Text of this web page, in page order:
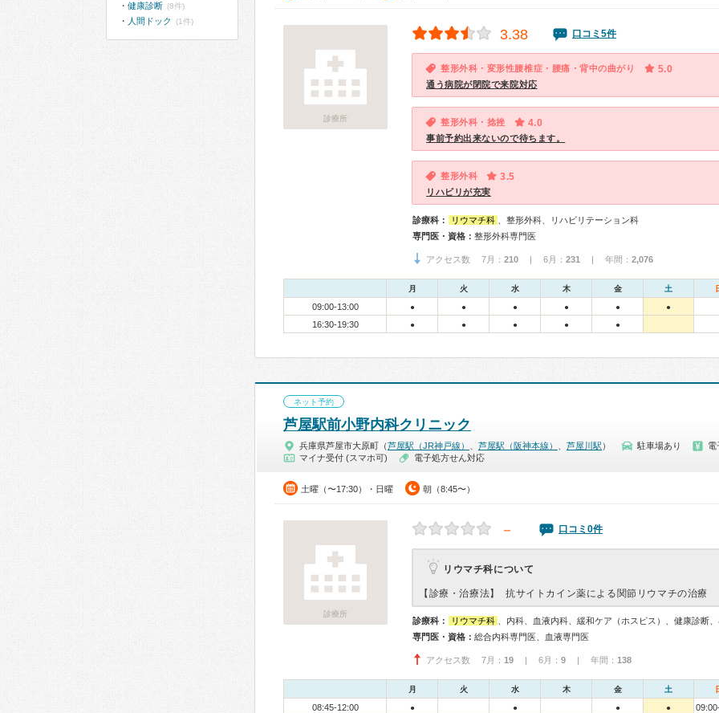
診療所
3.38 口コミ5件
整形外科・変形性腰椎症・腰痛・背中の曲がり 5.0
通う病院が閉院で来院対応
整形外科・捻挫 4.0
事前予約出来ないので待ちます。
整形外科 3.5
リハビリが充実
診療科： リウマチ科
、整形外科、リハビリテーション科
専門医・資格： 整形外科専門医
アクセス数 7月： 210 | 6月： 231 | 年間： 2,076
月 火 水 木 金 土
09:00-13:00 ● ● ● ● ● ●
16:30-19:30 ● ● ● ● ●
ネット予約
芦屋駅前小野内科クリニック
兵庫県芦屋市大原町（芦屋駅（JR神戸線） 芦屋駅（阪神本線） 芦屋川駅 ） 駐車場あり
電
マイナ受付 (スマホ可)
電子処方せん対応
土曜（〜17:30）・日曜 朝（8:45〜）
診療所
－ 口コミ0件
リウマチ科について
【診療・治療法】 抗サイトカイン薬による関節リウマチの治療
診療科： リウマチ科
、内科、血液内科、緩和ケア（ホスピス）、健康診断
専門医・資格： 総合内科専門医、血液専門医
アクセス数 7月： 19 | 6月： 9 | 年間： 138
月 火 水 木 金 土
08:45-12:00 ● ● ● ●
健康診断 (8件)
人間ドック (1件)